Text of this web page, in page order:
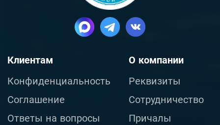
Клиентам
Конфиденциальность
Соглашение
Ответы на вопросы
О компании
Реквизиты
Сотрудничество
Причалы